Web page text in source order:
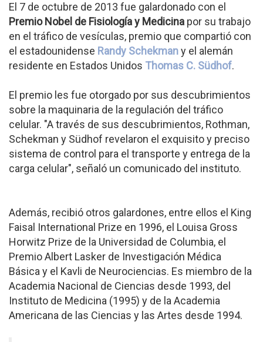
El 7 de octubre de 2013 fue galardonado con el
Premio Nobel de Fisiología y Medicina por su trabajo
en el tráfico de vesículas, premio que compartió con
el estadounidense Randy Schekmany el alemán
residente en Estados Unidos Thomas C. Südhof.
El premio les fue otorgado por sus descubrimientos
sobre la maquinaria de la regulación del tráfico
celular. "A través de sus descubrimientos, Rothman,
Schekman y Südhof revelaron el exquisito y preciso
sistema de control para el transporte y entrega de la
carga celular", señaló un comunicado del instituto.
Además, recibió otros galardones, entre ellos el King
Faisal International Prize en 1996, el Louisa Gross
Horwitz Prize de la Universidad de Columbia, el
Premio Albert Lasker de Investigación Médica
Básica y el Kavli de Neurociencias. Es miembro de la
Academia Nacional de Ciencias desde 1993, del
Instituto de Medicina (1995) y de la Academia
Americana de las Ciencias y las Artes desde 1994.